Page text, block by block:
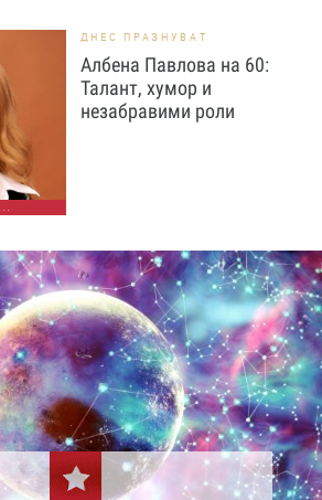
ДНЕС ПРАЗНУВАТ
Албена Павлова на 60:
Талант, хумор и
незабравими роли